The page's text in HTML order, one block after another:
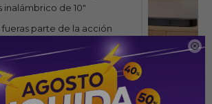

inalámbrico de 10"
parte de la acción
una escena de batalla
al ritmo de tu canción
música y juegos se
experiencia de sonido aún
con 780 vatios de